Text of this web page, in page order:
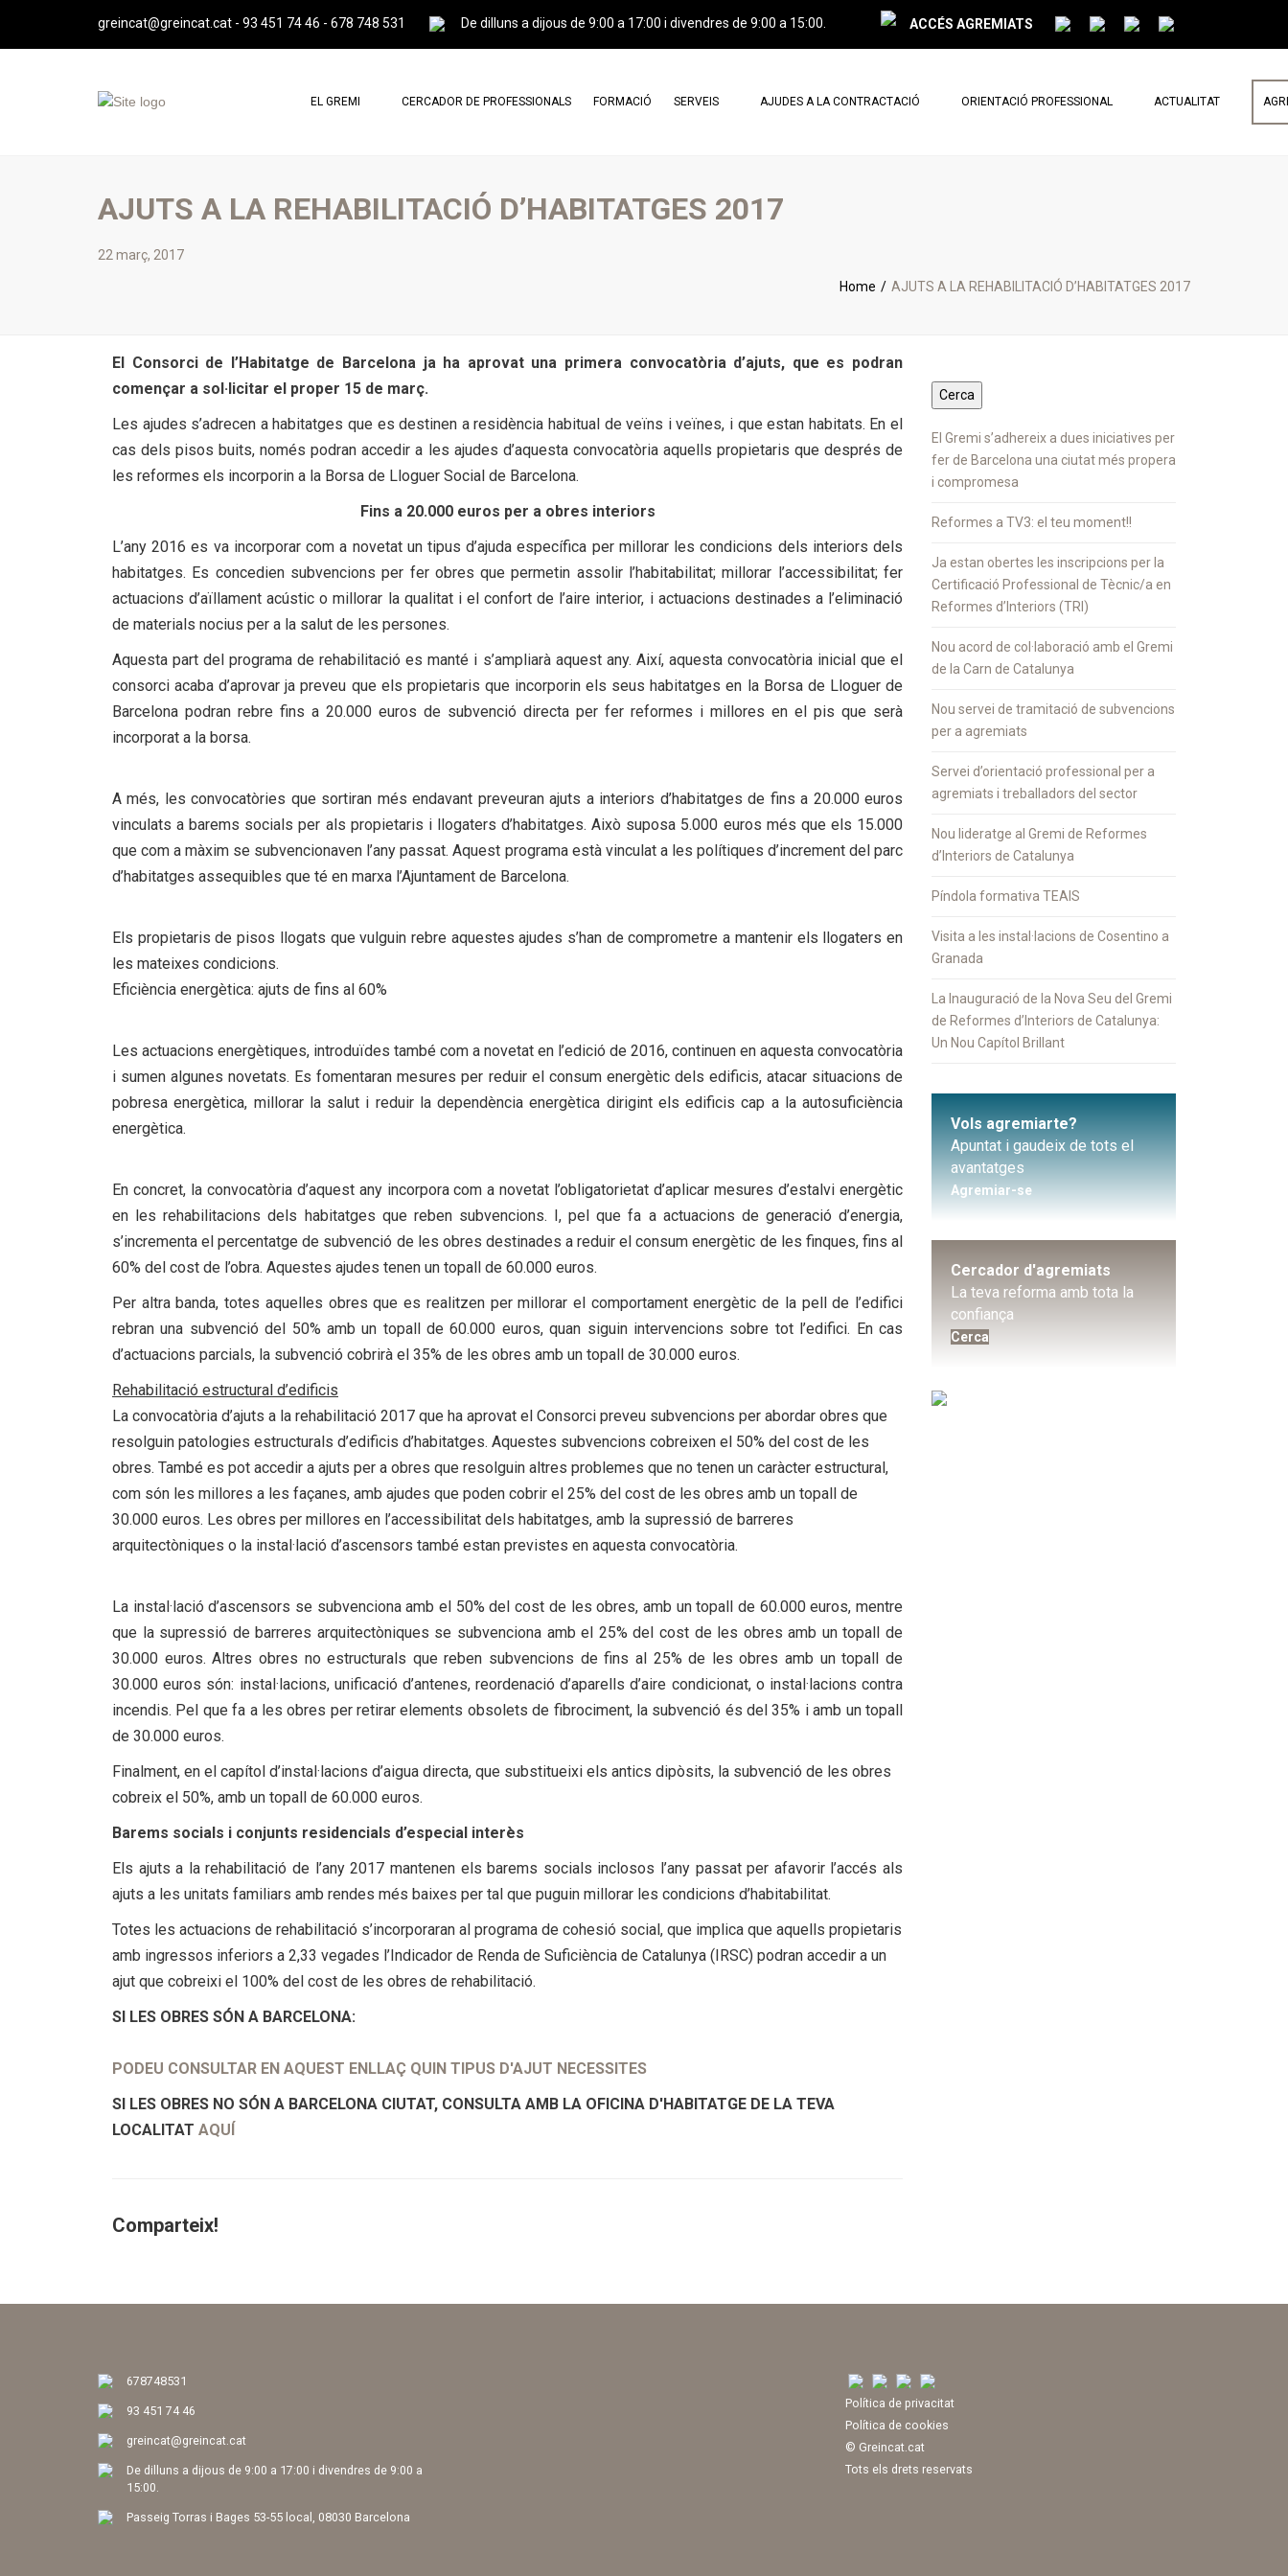
greincat@greincat.cat - 93 451 74 46 - 678 748 531 De dilluns a dijous de 9:00 a 17:00 i divendres de 9:00 a 15:00. ACCÉS AGREMIATS
EL GREMI
SALUTACIÓ DE LA PRESIDENTA
ASSEMBLEES GREMI
CONTACTE
CERCADOR DE PROFESSIONALS FORMACIÓ
CAMPUS GREINCAT
SERVEIS
TRÀMITS
AJUDES A LA CONTRACTACIÓ ORIENTACIÓ PROFESSIONAL ACTUALITAT
AJUTS A LA REHABILITACIÓ D’HABITATGES 2017
22 març, 2017
Home AJUTS A LA REHABILITACIÓ D’HABITATGES 2017
El Consorci de l’Habitatge de Barcelona ja ha aprovat una primera convocatòria d’ajuts, que es podran
començar a sol·licitar el proper 15 de març.
Les ajudes s’adrecen a habitatges que es destinen a residència habitual de veïns i veïnes, i que estan habitats. En el
cas dels pisos buits, només podran accedir a les ajudes d’aquesta convocatòria aquells propietaris que després de
les reformes els incorporin a la Borsa de Lloguer Social de Barcelona.
Fins a 20.000 euros per a obres interiors
L’any 2016 es va incorporar com a novetat un tipus d’ajuda específica per millorar les condicions dels interiors dels
habitatges. Es concedien subvencions per fer obres que permetin assolir l’habitabilitat; millorar l’accessibilitat; fer
actuacions d’aïllament acústic o millorar la qualitat i el confort de l’aire interior, i actuacions destinades a l’eliminació
de materials nocius per a la salut de les persones.
Aquesta part del programa de rehabilitació es manté i s’ampliarà aquest any. Així, aquesta convocatòria inicial que el
consorci acaba d’aprovar ja preveu que els propietaris que incorporin els seus habitatges en la Borsa de Lloguer de
Barcelona podran rebre fins a 20.000 euros de subvenció directa per fer reformes i millores en el pis que serà
incorporat a la borsa.
A més, les convocatòries que sortiran més endavant preveuran ajuts a interiors d’habitatges de fins a 20.000 euros
vinculats a barems socials per als propietaris i llogaters d’habitatges. Això suposa 5.000 euros més que els 15.000
que com a màxim se subvencionaven l’any passat. Aquest programa està vinculat a les polítiques d’increment del parc
d’habitatges assequibles que té en marxa l’Ajuntament de Barcelona.
Els propietaris de pisos llogats que vulguin rebre aquestes ajudes s’han de comprometre a mantenir els llogaters en
les mateixes condicions.
Eficiència energètica: ajuts de fins al 60%
Les actuacions energètiques, introduïdes també com a novetat en l’edició de 2016, continuen en aquesta convocatòria
i sumen algunes novetats. Es fomentaran mesures per reduir el consum energètic dels edificis, atacar situacions de
pobresa energètica, millorar la salut i reduir la dependència energètica dirigint els edificis cap a la autosuficiència
energètica.
En concret, la convocatòria d’aquest any incorpora com a novetat l’obligatorietat d’aplicar mesures d’estalvi energètic
en les rehabilitacions dels habitatges que reben subvencions. I, pel que fa a actuacions de generació d’energia,
s’incrementa el percentatge de subvenció de les obres destinades a reduir el consum energètic de les finques, fins al
60% del cost de l’obra. Aquestes ajudes tenen un topall de 60.000 euros.
Per altra banda, totes aquelles obres que es realitzen per millorar el comportament energètic de la pell de l’edifici
rebran una subvenció del 50% amb un topall de 60.000 euros, quan siguin intervencions sobre tot l’edifici. En cas
d’actuacions parcials, la subvenció cobrirà el 35% de les obres amb un topall de 30.000 euros.
Rehabilitació estructural d’edificis
La convocatòria d’ajuts a la rehabilitació 2017 que ha aprovat el Consorci preveu subvencions per abordar obres que
resolguin patologies estructurals d’edificis d’habitatges. Aquestes subvencions cobreixen el 50% del cost de les
obres. També es pot accedir a ajuts per a obres que resolguin altres problemes que no tenen un caràcter estructural,
com són les millores a les façanes, amb ajudes que poden cobrir el 25% del cost de les obres amb un topall de
30.000 euros. Les obres per millores en l’accessibilitat dels habitatges, amb la supressió de barreres
arquitectòniques o la instal·lació d’ascensors també estan previstes en aquesta convocatòria.
La instal·lació d’ascensors se subvenciona amb el 50% del cost de les obres, amb un topall de 60.000 euros, mentre
que la supressió de barreres arquitectòniques se subvenciona amb el 25% del cost de les obres amb un topall de
30.000 euros. Altres obres no estructurals que reben subvencions de fins al 25% de les obres amb un topall de
30.000 euros són: instal·lacions, unificació d’antenes, reordenació d’aparells d’aire condicionat, o instal·lacions contra
incendis. Pel que fa a les obres per retirar elements obsolets de fibrociment, la subvenció és del 35% i amb un topall
de 30.000 euros.
Finalment, en el capítol d’instal·lacions d’aigua directa, que substitueixi els antics dipòsits, la subvenció de les obres
cobreix el 50%, amb un topall de 60.000 euros.
Barems socials i conjunts residencials d’especial interès
Els ajuts a la rehabilitació de l’any 2017 mantenen els barems socials inclosos l’any passat per afavorir l’accés als
ajuts a les unitats familiars amb rendes més baixes per tal que puguin millorar les condicions d’habitabilitat.
Totes les actuacions de rehabilitació s’incorporaran al programa de cohesió social, que implica que aquells propietaris
amb ingressos inferiors a 2,33 vegades l’Indicador de Renda de Suficiència de Catalunya (IRSC) podran accedir a un
ajut que cobreixi el 100% del cost de les obres de rehabilitació.
SI LES OBRES SÓN A BARCELONA:
PODEU CONSULTAR EN AQUEST ENLLAÇ QUIN TIPUS D'AJUT NECESSITES
SI LES OBRES NO SÓN A BARCELONA CIUTAT, CONSULTA AMB LA OFICINA D'HABITATGE DE LA TEVA
LOCALITAT AQUÍ
Comparteix!
El Gremi s’adhereix a dues iniciatives per
fer de Barcelona una ciutat més propera
i compromesa
Reformes a TV3: el teu moment!!
Ja estan obertes les inscripcions per la
Certificació Professional de Tècnic/a en
Reformes d’Interiors (TRI)
Nou acord de col·laboració amb el Gremi
de la Carn de Catalunya
Nou servei de tramitació de subvencions
per a agremiats
Servei d’orientació professional per a
agremiats i treballadors del sector
Nou lideratge al Gremi de Reformes
d’Interiors de Catalunya
Píndola formativa TEAIS
Visita a les instal·lacions de Cosentino a
Granada
La Inauguració de la Nova Seu del Gremi
de Reformes d’Interiors de Catalunya:
Un Nou Capítol Brillant
Vols agremiarte?
Apuntat i gaudeix de tots el
avantatges
Agremiar-se
Cercador d'agremiats
La teva reforma amb tota la
confiança
Cerca
678748531
93 451 74 46
greincat@greincat.cat
De dilluns a dijous de 9:00 a 17:00 i divendres de 9:00 a
15:00.
Passeig Torras i Bages 53-55 local, 08030 Barcelona
Política de privacitat
Política de cookies
© Greincat.cat
Tots els drets reservats